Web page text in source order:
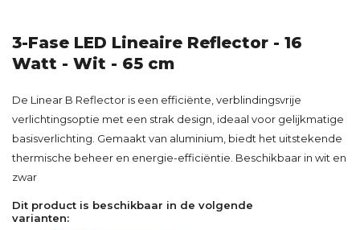
3-Fase LED Lineaire Reflector - 16
Watt - Wit - 65 cm
De Linear B Reflector is een efficiënte, verblindingsvrije
verlichtingsoptie met een strak design, ideaal voor gelijkmatige
basisverlichting. Gemaakt van aluminium, biedt het uitstekende
thermische beheer en energie-efficiëntie. Beschikbaar in wit en
zwar
Dit product is beschikbaar in de volgende
varianten: